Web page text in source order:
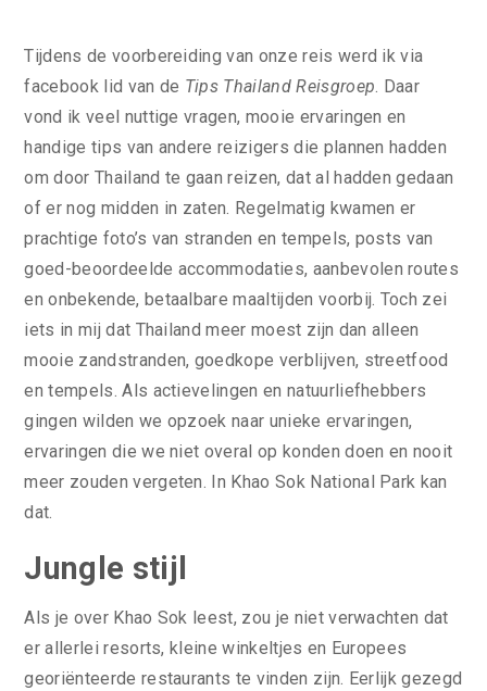
Tijdens de voorbereiding van onze reis werd ik via
facebook lid van de Tips Thailand Reisgroep. Daar
vond ik veel nuttige vragen, mooie ervaringen en
handige tips van andere reizigers die plannen hadden
om door Thailand te gaan reizen, dat al hadden gedaan
of er nog midden in zaten. Regelmatig kwamen er
prachtige foto’s van stranden en tempels, posts van
goed-beoordeelde accommodaties, aanbevolen routes
en onbekende, betaalbare maaltijden voorbij. Toch zei
iets in mij dat Thailand meer moest zijn dan alleen
mooie zandstranden, goedkope verblijven, streetfood
en tempels. Als actievelingen en natuurliefhebbers
gingen wilden we opzoek naar unieke ervaringen,
ervaringen die we niet overal op konden doen en nooit
meer zouden vergeten. In Khao Sok National Park kan
dat.
Jungle stijl
Als je over Khao Sok leest, zou je niet verwachten dat
er allerlei resorts, kleine winkeltjes en Europees
georiënteerde restaurants te vinden zijn. Eerlijk gezegd